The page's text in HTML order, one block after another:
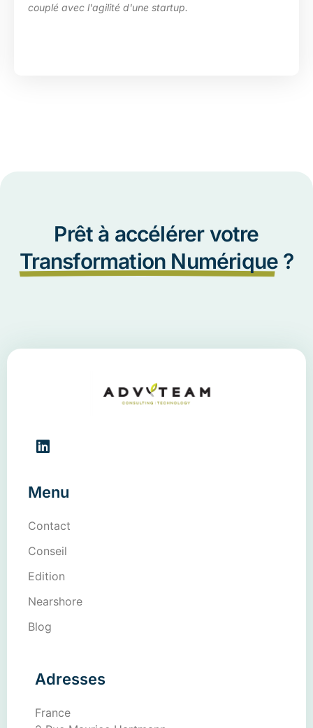
couplé avec l'agilité d'une startup.
Prêt à accélérer votre
Transformation Numérique ?
Menu
Contact
Conseil
Edition
Nearshore
Blog
Adresses
France